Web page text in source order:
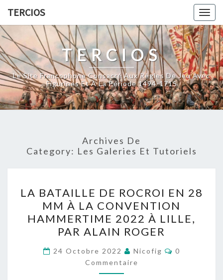
content
TERCIOS
TERCIOS
Le Site Francophone Consacré Aux Règles De Jeu Avec
Figurines Et À La Période 1494-1715
Archives De
Category: Les Galeries Et Tutoriels
BATAILLE
DE
ROCROI
EN
28
MM
À
LA BATAILLE DE ROCROI EN 28
MM À LA CONVENTION
HAMMERTIME 2022 À LILLE,
PAR ALAIN ROGER
24 Octobre 2022 Nicofig
0
Commentaire